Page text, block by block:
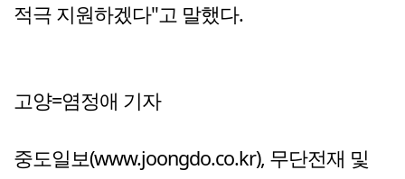
적극 지원하겠다"고 말했다.
고양=염정애 기자
중도일보(www.joongdo.co.kr), 무단전재 및